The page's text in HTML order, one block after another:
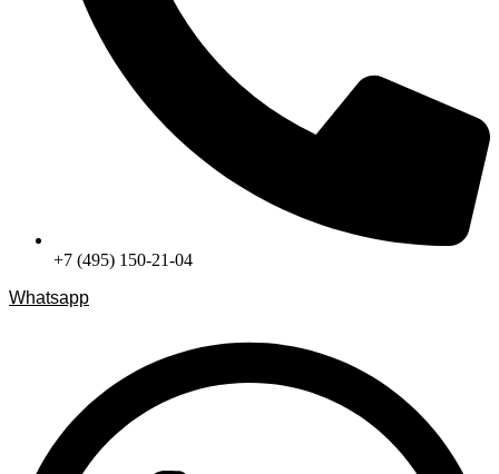
+7 (495) 150-21-04
Whatsapp